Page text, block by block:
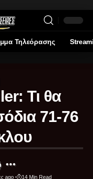
Τηλεόρασης
Τι θα
71-76
ago 14 Min Read